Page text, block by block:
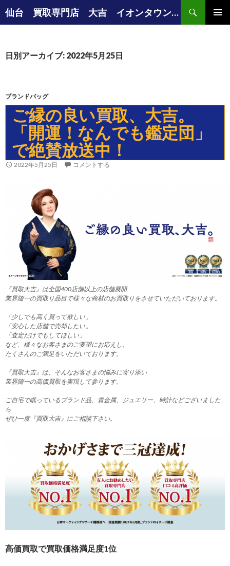
仙台 買取専門店 大吉 イオンタウン仙台富沢店の店長ブログ
索
ン
キ
ッ
日別アーカイブ: 2022年5月25日
ブランドバッグ
ご縁の良い買取、大吉。
「開運！なんでも鑑定団」
で絶賛放送中！
2022年5月25日 コメントする
『買取大吉』は全国400店舗以上の店舗展開
業界随一の買取り品目で様々な商材のお買取りをさせていただいております。
「少しでも高く買って欲しい」
「安心した店舗で売却したい」
「査定だけでもしてほしい」
など、様々なお客さまのご要望にお応えし、
たくさんのご満足をいただいております。
『買取大吉』は、そんなお客さまの悩みに寄り添い
業界随一の高価買取を実現して参ります。
ご自宅で眠っているブランド品、貴金属、ジュエリー、時計などございました
ら
ぜひ一度『買取大吉』にご相談下さい。
高価買取で買取価格満足度1位